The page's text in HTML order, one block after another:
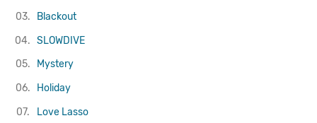
03.
Blackout
04. SLOWDIVE
05.
Mystery
06.
Holiday
07.
Love Lasso